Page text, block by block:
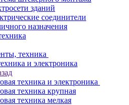
зданий
соединители
назначения
техника
и электроника
техника и электроника
техника крупная
техника мелкая